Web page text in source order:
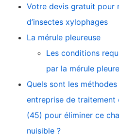
Votre devis gratuit pour
d’insectes xylophages
La mérule pleureuse
Les conditions
par la mérule
Quels sont les
entreprise de traitement
(45) pour éliminer ce
nuisible ?